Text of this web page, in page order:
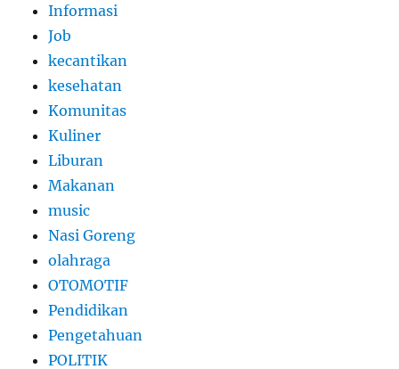
Informasi
Job
kecantikan
kesehatan
Komunitas
Kuliner
Liburan
Makanan
music
Nasi Goreng
olahraga
OTOMOTIF
Pendidikan
Pengetahuan
POLITIK